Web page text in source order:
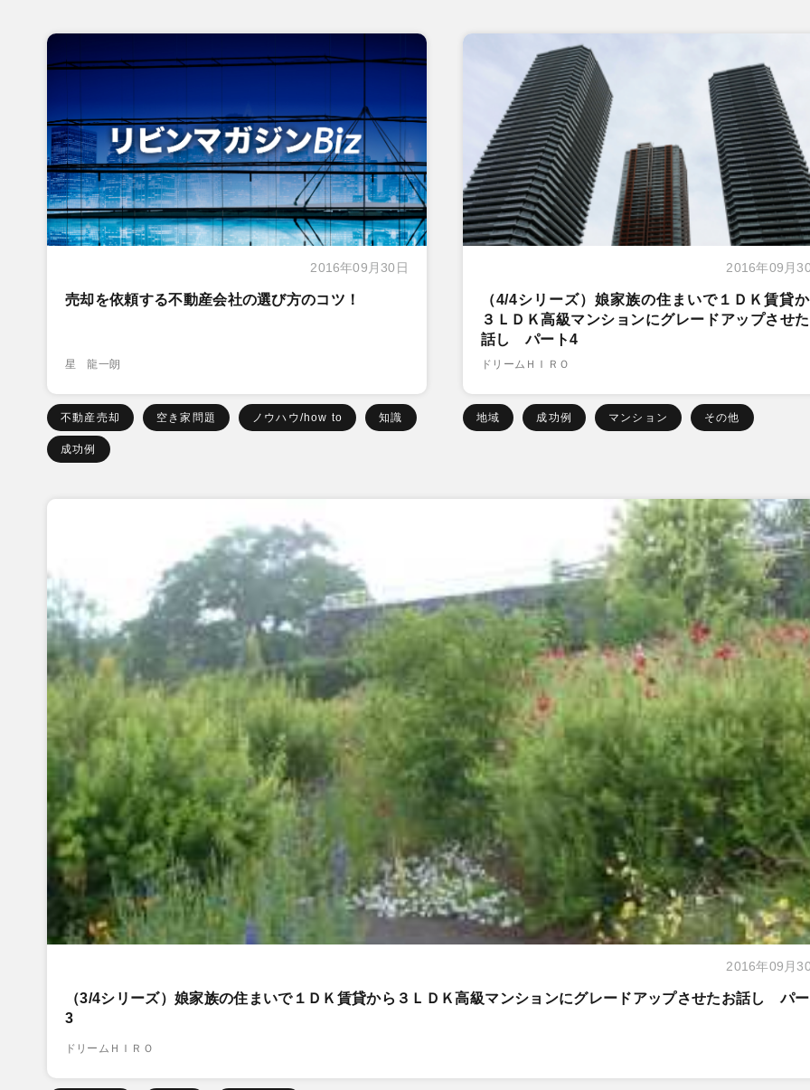
2016年09月30日
売却を依頼する不動産会社の選び方のコツ！
星 龍一朗
不動産売却 空き家問題 ノウハウ/how to 知識
成功例
2016年09月
（4/4シリーズ）娘家族の住まいで１ＤＫ賃貸
３ＬＤＫ高級マンションにグレードアップさせ
話し パート4
ドリームＨＩＲＯ
地域 成功例 マンション その他
2016年09月
（3/4シリーズ）娘家族の住まいで１ＤＫ賃貸から３ＬＤＫ高級マンションにグレードアップさせたお話し パ
3
ドリームＨＩＲＯ